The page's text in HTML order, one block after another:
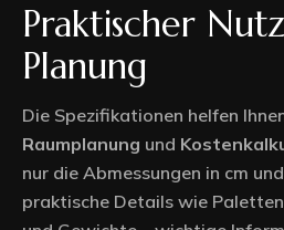
Praktischer
Planung
Die Spezifikationen helfen
Raumplanung und
nur die Abmessungen in cm
praktische Details wie